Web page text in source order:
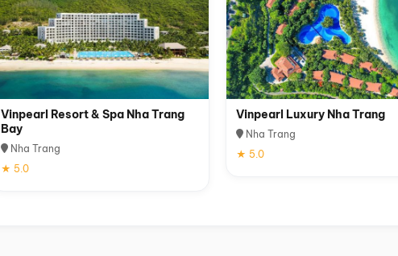
Vinpearl Resort & Spa Nha Trang
Bay
Nha Trang
★ 5.0
Vinpearl Luxury Nha Trang
Nha Trang
★ 5.0